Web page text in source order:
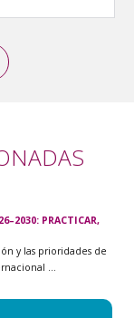
PRACTICAR,
y las prioridades de
...